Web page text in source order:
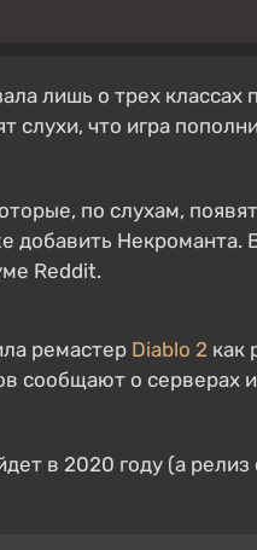
лишь о трех классах
что игра
по слухам,
добавить Некроманта.
Reddit.
ремастер Diablo 2 как
сообщают о серверах
в 2020 году (а релиз